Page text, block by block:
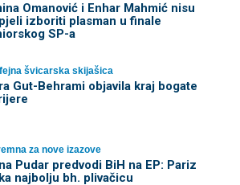
Omanović i Enhar Mahmić nisu
izboriti plasman u finale
SP-a
švicarska skijašica
Gut-Behrami objavila kraj bogate
za nove izazove
Pudar predvodi BiH na EP: Pariz
najbolju bh. plivačicu